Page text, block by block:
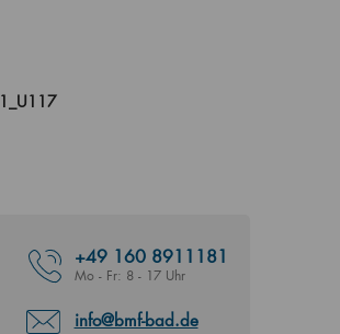
+49 160 8911181
Mo - Fr: 8 - 17 Uhr
info@bmf-bad.de